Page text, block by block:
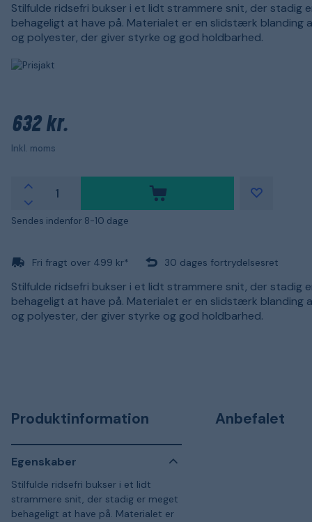
Stilfulde ridsefri bukser i et lidt strammere snit, der stadig
behageligt at have på. Materialet er en slidstærk blanding
og polyester, der giver styrke og god holdbarhed.
632 kr.
Inkl. moms
Sendes indenfor 8-10 dage
Fri fragt over 499 kr* 30 dages fortrydelsesret
Stilfulde ridsefri bukser i et lidt strammere snit, der stadig
behageligt at have på. Materialet er en slidstærk blanding
og polyester, der giver styrke og god holdbarhed.
Produktinformation
Egenskaber
Stilfulde ridsefri bukser i et lidt
strammere snit, der stadig er meget
behageligt at have på. Materialet er
Anbefalet